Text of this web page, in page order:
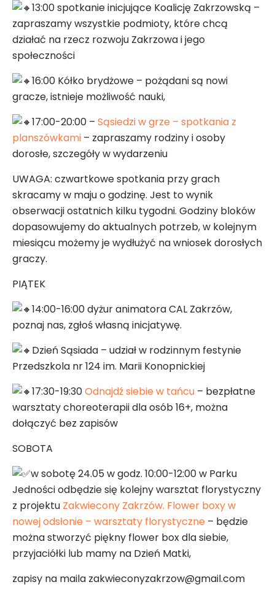
13:00 spotkanie inicjujące Koalicję Zakrzowską –
zapraszamy wszystkie podmioty, które chcą
działać na rzecz rozwoju Zakrzowa i jego
społeczności
16:00 Kółko brydżowe – pożądani są nowi
gracze, istnieje możliwość nauki,
17:00-20:00 – Sąsiedzi w grze – spotkania z
planszówkami – zapraszamy rodziny i osoby
dorosłe, szczegóły w wydarzeniu
UWAGA: czwartkowe spotkania przy grach
skracamy w maju o godzinę. Jest to wynik
obserwacji ostatnich kilku tygodni. Godziny bloków
dopasowujemy do aktualnych potrzeb, w kolejnym
miesiącu możemy je wydłużyć na wniosek dorosłych
graczy.
PIĄTEK
14:00-16:00 dyżur animatora CAL Zakrzów,
poznaj nas, zgłoś własną inicjatywę.
Dzień Sąsiada – udział w rodzinnym festynie
Przedszkola nr 124 im. Marii Konopnickiej
17:30-19:30Odnajdź siebie w tańcu – bezpłatne
warsztaty choreoterapii dla osób 16+, można
dołączyć bez zapisów
SOBOTA
w sobotę 24.05 w godz. 10:00-12:00 w Parku
Jedności odbędzie się kolejny warsztat florystyczny
z projektu Zakwiecony Zakrzów. Flower boxy w
nowej odsłonie – warsztaty florystyczne – będzie
można stworzyć piękny flower box dla siebie,
przyjaciółki lub mamy na Dzień Matki,
zapisy na maila zakwieconyzakrzow@gmail.com